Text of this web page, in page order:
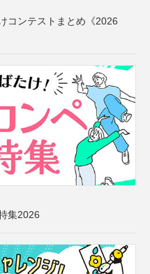
コンテストまとめ《2026
集2026